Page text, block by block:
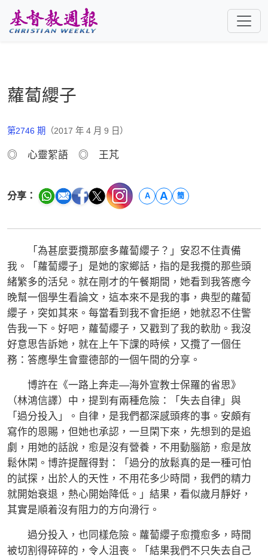
蘿蔔纓子
第2746 期 （2017 年 4 月 9 日）
◎ 心靈絮語 ◎ 王芃
分享： A A 簡
「為甚麼要攬那麼多蘿蔔纓子？」安忍不住責備
我。「蘿蔔纓子」是她的家鄉話，指的是我攬的那些頭
緒繁多的活兒。就在剛才的午餐期間，她看到我答應今
晚幫一個學生看論文，這本來不是我的事，典型的蘿蔔
纓子，突如其來。每當看到我不會拒絕，她就忍不住警
告我一下。好吧，蘿蔔纓子，又戳到了我的軟肋。我沒
好意思告訴她，就在上午下課的時候，又攬了一個任
務：答應學生會靈德部的一個午間的分享。
博許在《一路上奔走—海外宣教士保羅的省思》
（林鴻信譯）中，提到有兩種危險：「失去自律」與
「過分投入」。自律，是我們都深感頭疼的事。安頗有
寫作的恩賜，但她也承認，一旦閑下來，先想到的是追
劇，用她的話說，愈是沒有營養，不用動腦筋，愈是放
鬆休閑。博許提醒得對：「過分的放鬆真的是一種可怕
的試探，出於人的天性，不用花多少時間，我們的精力
就開始衰退，熱心開始降低。」結果，看似歲月靜好，
其實是順着沒有阻力的方向滑行。
過分投入，也同樣危險。蘿蔔纓子愈攬愈多，時間
被切割得碎碎的，令人沮喪。「結果我們不只失去自己